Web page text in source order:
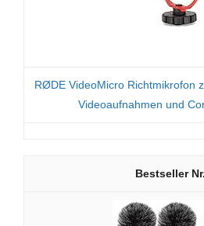
RØDE VideoMicro Richtmikrofon
Videoaufnahmen und